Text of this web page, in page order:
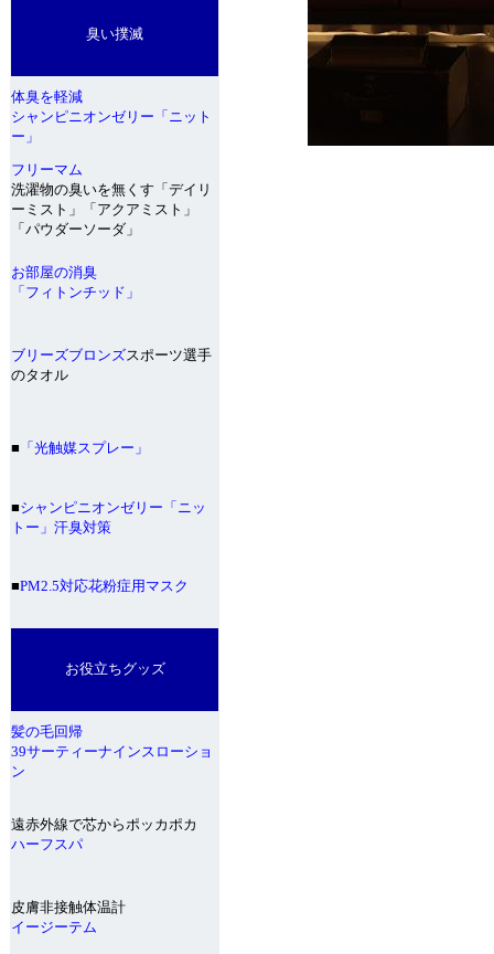
臭い撲滅
体臭を軽減
シャンピニオンゼリー「ニット
ー」
フリーマム
洗濯物の臭いを無くす「デイリ
ーミスト」「アクアミスト」
「パウダーソーダ」
お部屋の消臭
「フィトンチッド」
ブリーズブロンズスポーツ選手
のタオル
■ 「光触媒スプレー」
■シャンピニオンゼリー「ニッ
トー」汗臭対策
■PM2.5対応花粉症用マスク
お役立ちグッズ
髪の毛回帰
39サーティーナインスローショ
ン
遠赤外線で芯からポッカポカ
ハーフスパ
皮膚非接触体温計
イージーテム